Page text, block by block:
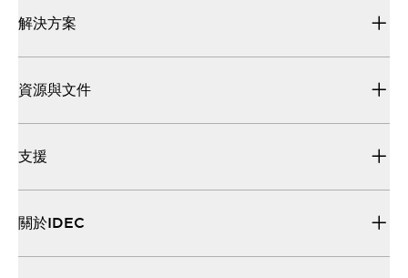
解決方案
資源與文件
支援
關於IDEC